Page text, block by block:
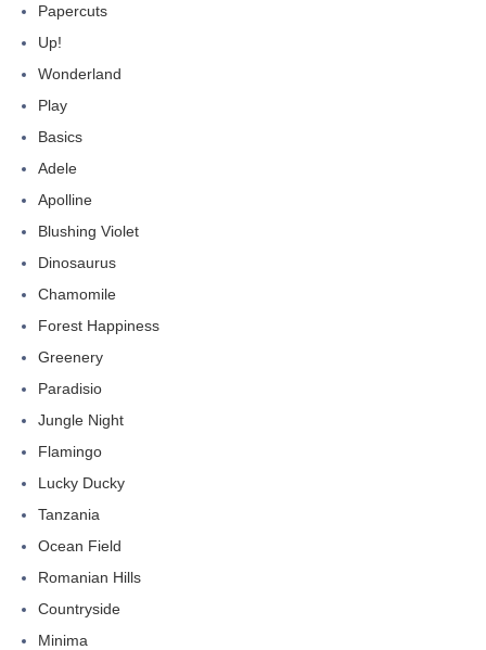
Papercuts
Up!
Wonderland
Play
Basics
Adele
Apolline
Blushing Violet
Dinosaurus
Chamomile
Forest Happiness
Greenery
Paradisio
Jungle Night
Flamingo
Lucky Ducky
Tanzania
Ocean Field
Romanian Hills
Countryside
Minima